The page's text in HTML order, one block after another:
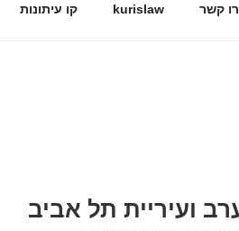
קשר kurislaw קו עיתונות
ועיריית תל אביב